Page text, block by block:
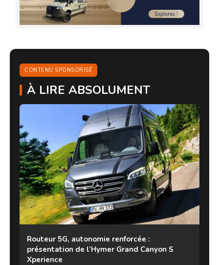
CONTENU SPONSORISÉ
À LIRE ABSOLUMENT
Routeur 5G, autonomie renforcée :
présentation de l’Hymer Grand Canyon S
Xperience